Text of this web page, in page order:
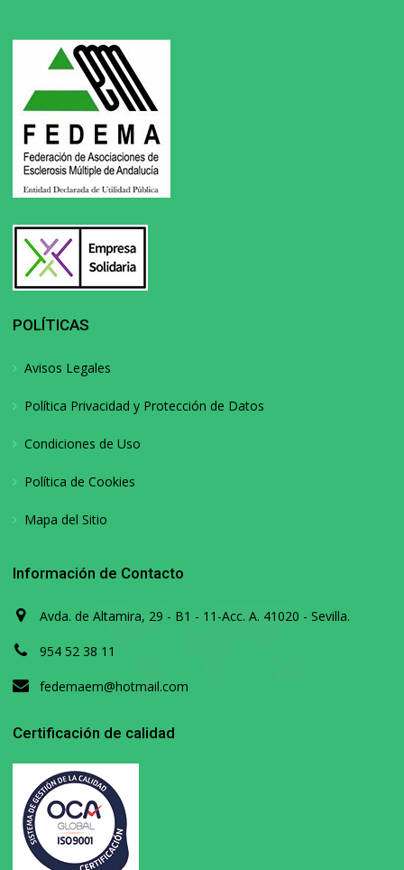
POLÍTICAS
Avisos Legales
Política Privacidad y Protección de Datos
Condiciones de Uso
Política de Cookies
Mapa del Sitio
Información de Contacto
Avda. de Altamira, 29 - B1 - 11-Acc. A. 41020 - Sevilla.
954 52 38 11
fedemaem@hotmail.com
Certificación de calidad